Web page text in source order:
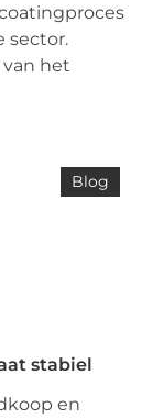
sector.
het
Blog
stabiel
en